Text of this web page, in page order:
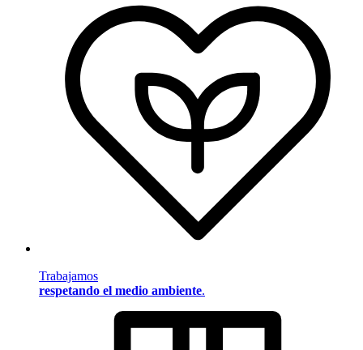
Trabajamos
respetando el medio ambiente.